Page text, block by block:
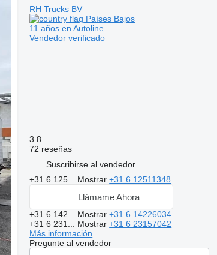
RH Trucks BV
Países Bajos
11 años en Autoline
Vendedor verificado
3.8
72 reseñas
Suscribirse al vendedor
+31 6 125... Mostrar+31 6 12511348
Llámame Ahora
+31 6 142... Mostrar+31 6 14226034
+31 6 231... Mostrar+31 6 23157042
Más información
Pregunte al vendedor